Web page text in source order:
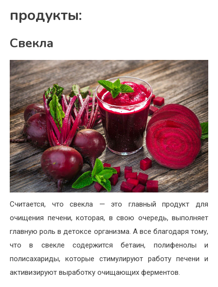
продукты:
Свекла
Считается, что свекла — это главный продукт для
очищения печени, которая, в свою очередь, выполняет
главную роль в детоксе организма. А все благодаря тому,
что в свекле содержится бетаин, полифенолы и
полисахариды, которые стимулируют работу печени и
активизируют выработку очищающих ферментов.